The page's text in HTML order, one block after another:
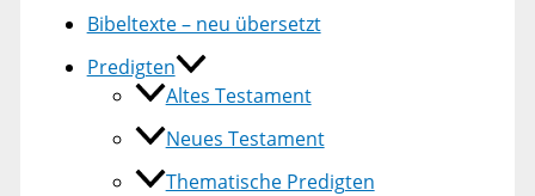
Bibeltexte – neu übersetzt
Predigten
Altes Testament
Neues Testament
Thematische Predigten